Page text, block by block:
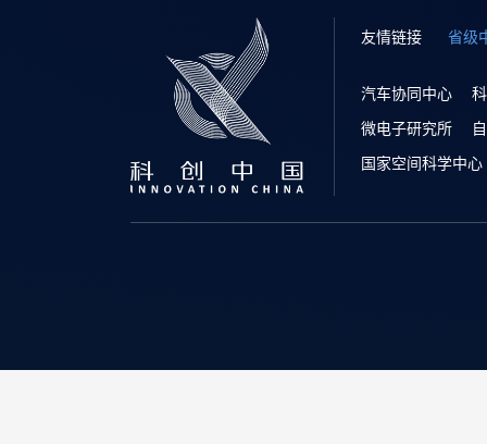
友情链接 省级
汽车协同中心
微电子研究所
国家空间科学中心